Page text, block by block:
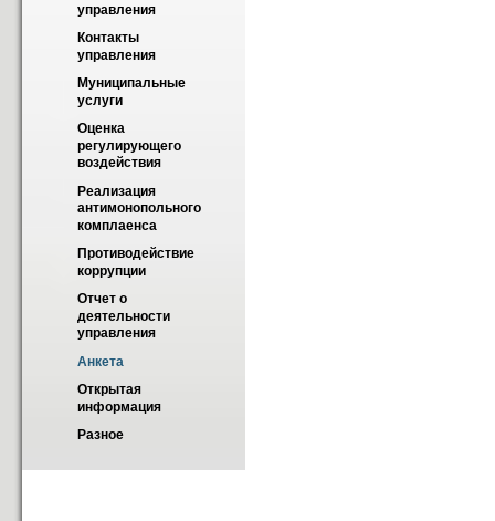
управления
Контакты
управления
Муниципальные
услуги
Оценка
регулирующего
воздействия
Реализация
антимонопольного
комплаенса
Противодействие
коррупции
Отчет о
деятельности
управления
Анкета
Открытая
информация
Разное